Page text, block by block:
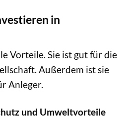
in
Vorteile. Sie ist gut für die
Außerdem ist sie
Anleger.
und Umweltvorteile